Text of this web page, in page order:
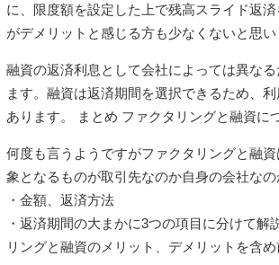
に、限度額を設定した上で残高スライド返
がデメリットと感じる方も少なくないと思い
融資の返済利息として会社によっては異な
ます。融資は返済期間を選択できるため、
あります。 まとめ ファクタリングと融資に
何度も言うようですがファクタリングと融
象となるものが取引先なのか自身の会社な
・金額、返済方法
・返済期間の大まかに3つの項目に分けて
リングと融資のメリット、デメリットを含